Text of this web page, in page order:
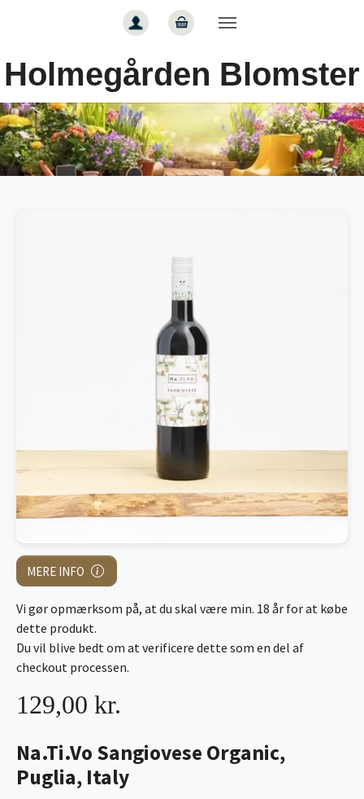
Holmegården Blomster
MERE INFO
Na.Ti.Vo Sangiovese Organic,
Puglia, Italy
129,00 kr.
Vi gør opmærksom på, at du skal være min. 18 år for at købe
dette produkt.
Du vil blive bedt om at verificere dette som en del af
checkout processen.